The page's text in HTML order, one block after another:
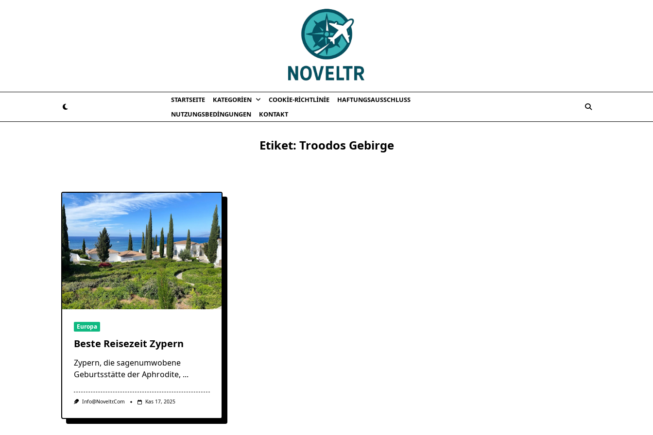
STARTSEITE KATEGORIEN COOKIE-RICHTLINIE
HAFTUNGSAUSSCHLUSS
NUTZUNGSBEDINGUNGEN
KONTAKT
Etiket: Troodos Gebirge
Europa
Beste Reisezeit Zypern
Zypern, die sagenumwobene
Geburtsstätte der Aphrodite, ...
Info@noveltr.com Kas 17, 2025